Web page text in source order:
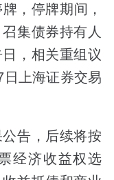
，停牌期间，
集债券持有人
，相关重组议
上海证券交易
告，后续将按
经济收益权选